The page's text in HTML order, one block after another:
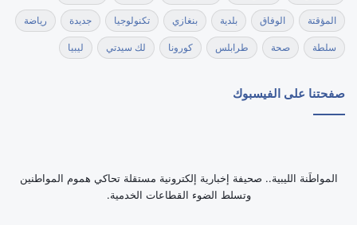
المؤقتة الوفاق بلدية بنغازي تكنولوجيا جديدة رياضة
سلطة صحة طرابلس كورونا لك سيدتي ليبيا
صفحتنا على الفيسبوك
‏المواطَنة الليبية.. صحيفة إخبارية إلكترونية مستقلة تحاكي هموم المواطنين
وتسلط الضوء القطاعات الخدمية.